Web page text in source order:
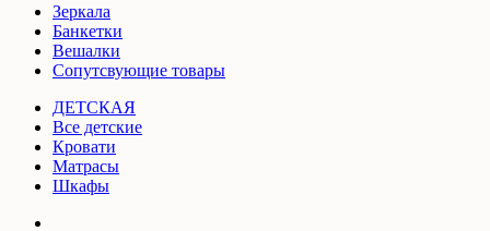
Зеркала
Банкетки
Вешалки
Сопутсвующие товары
ДЕТСКАЯ
Все детские
Кровати
Матрасы
Шкафы